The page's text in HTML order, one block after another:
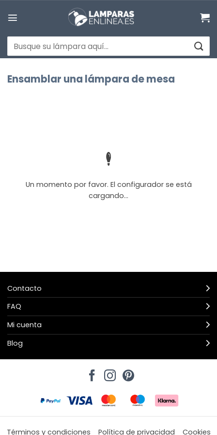
Buscar
por:
Ensamblar una lámpara de mesa
Un momento por favor. El configurador se está
cargando...
Contacto
FAQ
Mi cuenta
Blog
Términos y condiciones Política de privacidad Cookies